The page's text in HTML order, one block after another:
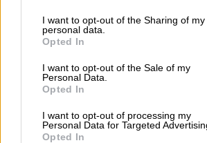
not limited to your visit or usage
grant or deny consent to Google and its
use your data for below specified
consent section.
I want to opt-out of the Sharing of my
personal data.
Opted In
I want to opt-out of the Sale of my
Personal Data.
Opted In
I want to opt-out of processing my
Personal Data for Targeted
Opted In
ΔΙΑΒΑΣΤΕ ΕΠΙΣΗΣ
Ελλάδα|24.04.2026 15:41
Δίωξη για υπόθαλψη
στους τρεις
υποστηρίζει η κοπέλα